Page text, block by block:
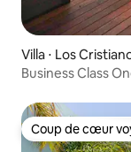
Villa ⋅ Los
Business Class
Coup de cœur
Coup de cœur